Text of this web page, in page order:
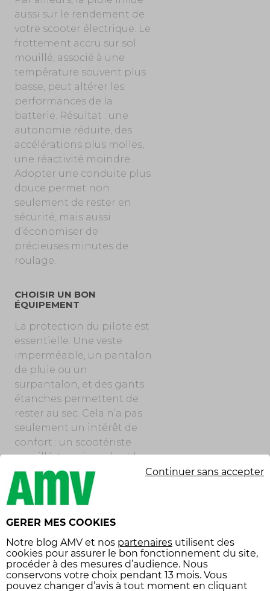
aussi sur le rendement de
votre scooter électrique. Le
frottement accru sur sol
mouillé, associé à une
température souvent plus
basse, peut altérer les
performances de la
batterie. Résultat : une
autonomie réduite, des
accélérations plus molles,
une réactivité moindre.
Adopter une conduite plus
douce permet non
seulement de rester en
sécurité, mais aussi
d’économiser de
précieuses minutes de
roulage.
CHOISIR UN BON
ÉQUIPEMENT
La protection du pilote est
essentielle. Une veste
imperméable, un pantalon
de pluie ou un
surpantalon, et des gants
étanches permettent de
rester au sec. Cela n’a pas
seulement un intérêt de
confort : un scootériste
mouillé, transi, ou dont les
mains sont engourdies par
l’eau et le froid, voit ses
réflexes ralentis.
Le casque, évidemment
obligatoire, joue aussi un
rôle dans la visibilité. Un
modèle avec visière anti-
buée ou équipé d’un film
GERER MES COOKIES
Notre blog AMV et nos partenaires utilisent des
cookies pour assurer le bon fonctionnement du site,
procéder à des mesures d’audience. Nous
conservons votre choix pendant 13 mois. Vous
pouvez changer d’avis à tout moment en cliquant
Continuer sans accepter